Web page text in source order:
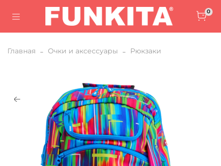
0
Главная Очки и аксессуары Рюкзаки